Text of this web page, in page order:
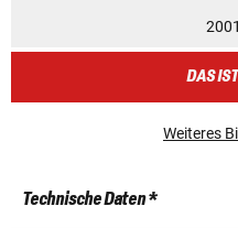
DAS
Weiteres
Technische Daten *